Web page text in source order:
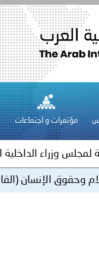
مؤتمرات و اجتماعات
لمجلس وزراء
لمجلس وزراء
لمجلس وزراء
وحقوق الإنسان